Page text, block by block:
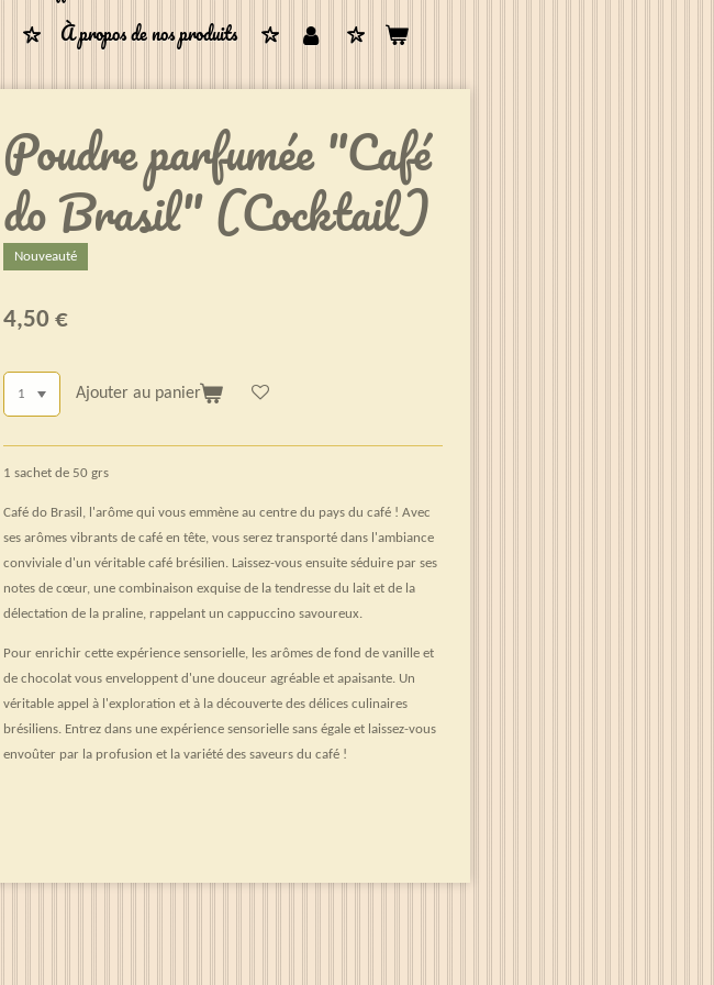
À propos de nos produits
Poudre parfumée "Café
do Brasil" (Cocktail)
Nouveauté
4,50 €
Ajouter au panier
1 sachet de 50 grs
Café do Brasil, l'arôme qui vous emmène au centre du pays du café ! Avec
ses arômes vibrants de café en tête, vous serez transporté dans l'ambiance
conviviale d'un véritable café brésilien. Laissez-vous ensuite séduire par ses
notes de cœur, une combinaison exquise de la tendresse du lait et de la
délectation de la praline, rappelant un cappuccino savoureux.
Pour enrichir cette expérience sensorielle, les arômes de fond de vanille et
de chocolat vous enveloppent d'une douceur agréable et apaisante. Un
véritable appel à l'exploration et à la découverte des délices culinaires
brésiliens. Entrez dans une expérience sensorielle sans égale et laissez-vous
envoûter par la profusion et la variété des saveurs du café !